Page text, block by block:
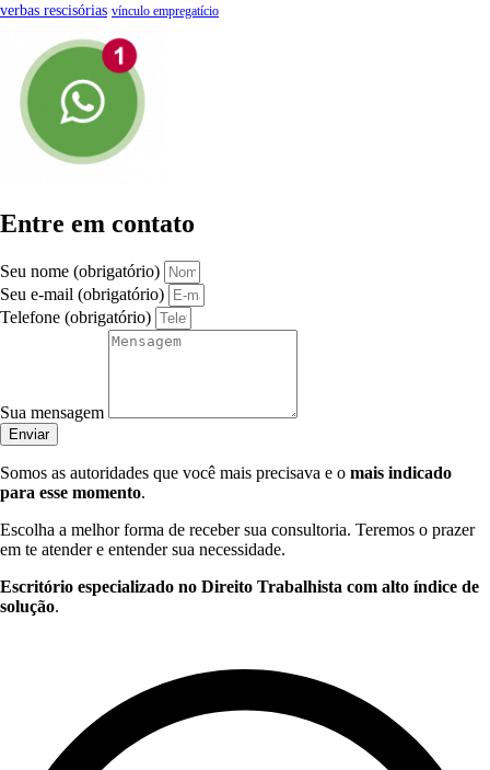
verbas rescisórias vínculo empregatício
Entre em contato
Seu nome (obrigatório)
Seu e-mail (obrigatório)
Telefone (obrigatório)
Sua mensagem
Enviar
Somos as autoridades que você mais precisava e o mais indicado
para esse momento.
Escolha a melhor forma de receber sua consultoria. Teremos o prazer
em te atender e entender sua necessidade.
Escritório especializado no Direito Trabalhista com alto índice de
solução.